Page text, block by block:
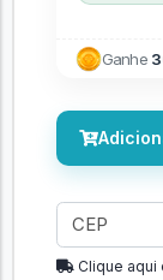
Ganhe
Clique aqui